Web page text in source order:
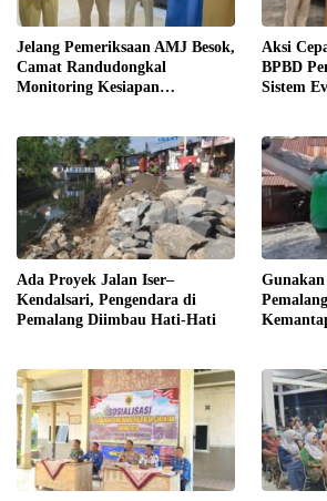
Jelang Pemeriksaan AMJ Besok,
Camat Randudongkal
Monitoring Kesiapan
Aksi
BPBD
Sistem
Ada Proyek Jalan Iser–
Kendalsari, Pengendara di
Pemalang Diimbau Hati-Hati